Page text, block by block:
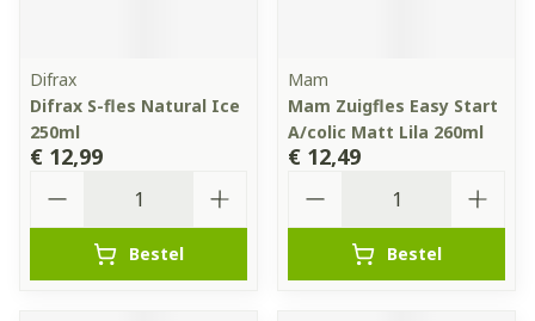
Difrax
Difrax S-fles Natural Ice
250ml
€ 12,99
Bestel
Mam
Mam Zuigfles Easy Start
A/colic Matt Lila 260ml
€ 12,49
Bestel